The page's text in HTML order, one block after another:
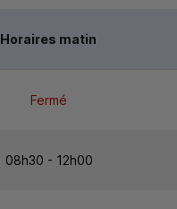
Horaires matin
Fermé
08h30 - 12h00